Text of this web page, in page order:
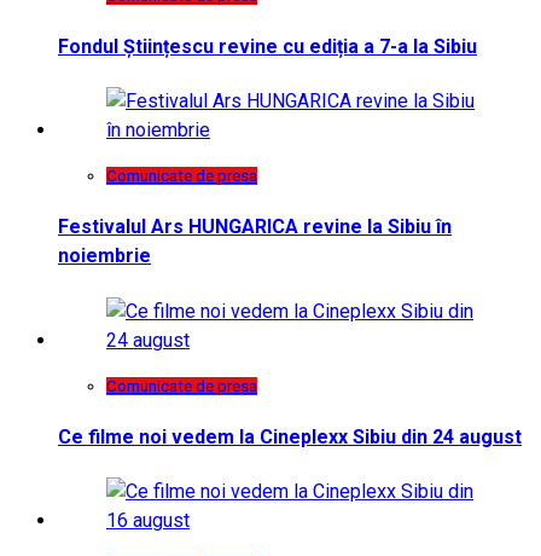
Fondul Științescu revine cu ediția a 7-a la Sibiu
Comunicate de presa
Festivalul Ars HUNGARICA revine la Sibiu în
noiembrie
Comunicate de presa
Ce filme noi vedem la Cineplexx Sibiu din 24 august